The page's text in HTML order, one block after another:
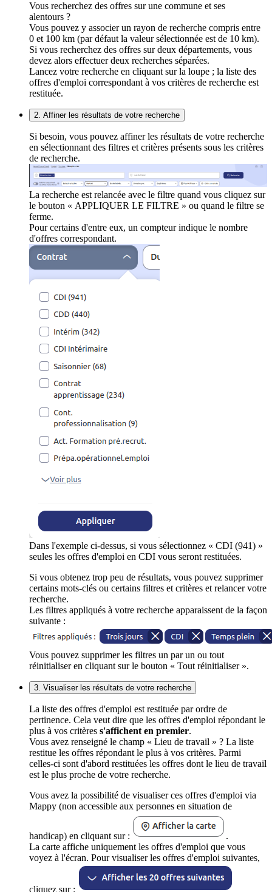
Vous recherchez des offres sur une commune et ses
alentours ?
Vous pouvez y associer un rayon de recherche compris entre
0 et 100 km (par défaut la valeur sélectionnée est de 10 km).
Si vous recherchez des offres sur deux départements, vous
devez alors effectuer deux recherches séparées.
Lancez votre recherche en cliquant sur la loupe ; la liste des
offres d'emploi correspondant à vos critères de recherche est
restituée.
2. Affiner les résultats de votre recherche
Si besoin, vous pouvez affiner les résultats de votre recherche
en sélectionnant des filtres et critères présents sous les critères
de recherche.
La recherche est relancée avec le filtre quand vous cliquez sur
le bouton « APPLIQUER LE FILTRE » ou quand le filtre se
ferme.
Pour certains d'entre eux, un compteur indique le nombre
d'offres correspondant.
Dans l'exemple ci-dessus, si vous sélectionnez « CDI (941) »
seules les offres d'emploi en CDI vous seront restituées.
Si vous obtenez trop peu de résultats, vous pouvez supprimer
certains mots-clés ou certains filtres et critères et relancer votre
recherche.
Les filtres appliqués à votre recherche apparaissent de la façon
suivante :
Vous pouvez supprimer les filtres un par un ou tout
réinitialiser en cliquant sur le bouton « Tout réinitialiser ».
3. Visualiser les résultats de votre recherche
La liste des offres d'emploi est restituée par ordre de
pertinence. Cela veut dire que les offres d'emploi répondant le
plus à vos critères s'affichent en premier.
Vous avez renseigné le champ « Lieu de travail » ? La liste
restitue les offres répondant le plus à vos critères. Parmi
celles-ci sont d'abord restituées les offres dont le lieu de travail
est le plus proche de votre recherche.
Vous avez la possibilité de visualiser ces offres d'emploi via
Mappy (non accessible aux personnes en situation de
handicap) en cliquant sur :
.
La carte affiche uniquement les offres d'emploi que vous
voyez à l'écran. Pour visualiser les offres d'emploi suivantes,
cliquez sur :